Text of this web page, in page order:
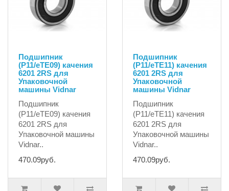
Подшипник
(P11/eTE09) качения
6201 2RS для
Упаковочной
машины Vidnar
Подшипник
(P11/eTE09) качения
6201 2RS для
Упаковочной машины
Vidnar..
470.09руб.
Подшипник
(P11/eTE11) качения
6201 2RS для
Упаковочной
машины Vidnar
Подшипник
(P11/eTE11) качения
6201 2RS для
Упаковочной машины
Vidnar..
470.09руб.